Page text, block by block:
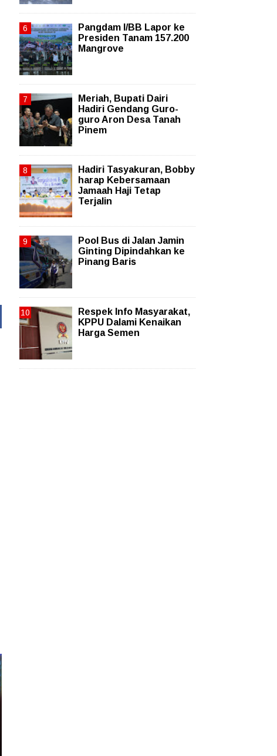
Pangdam I/BB Lapor ke
Presiden Tanam 157.200
Mangrove
Meriah, Bupati Dairi
Hadiri Gendang Guro-
guro Aron Desa Tanah
Pinem
Hadiri Tasyakuran, Bobby
harap Kebersamaan
Jamaah Haji Tetap
Terjalin
Pool Bus di Jalan Jamin
Ginting Dipindahkan ke
Pinang Baris
Respek Info Masyarakat,
KPPU Dalami Kenaikan
Harga Semen